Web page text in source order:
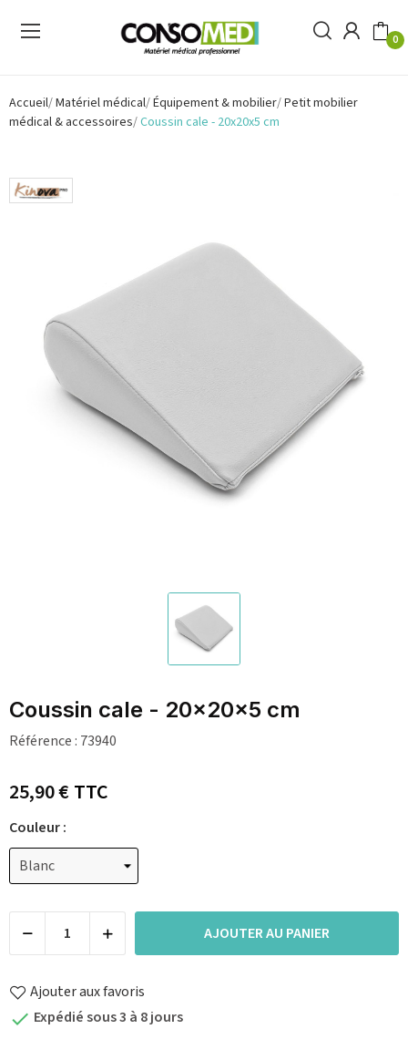
0
Accueil Matériel médical Équipement & mobilier Petit mobilier
médical & accessoires Coussin cale - 20x20x5 cm
Coussin cale - 20x20x5 cm
Référence : 73940
25,90 €TTC
Couleur :
AJOUTER AU PANIER
Ajouter aux favoris
 Expédié sous 3 à 8 jours